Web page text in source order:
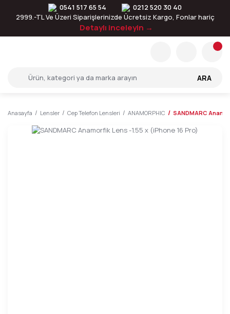
0541 517 65 54
0212 520 30 40
2999.-TL Ve Üzeri Siparişlerinizde Ücretsiz Kargo, Fonlar hariç
Detaylı inceleyin →
ARA
Anasayfa Lensler Cep Telefon Lensleri ANAMORPHIC SANDMARC